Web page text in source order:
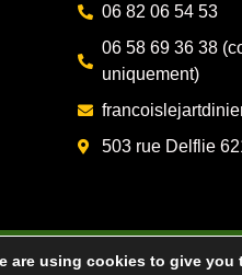
06 82 06 54 53
06 58 69 36 38
uniquement)
503 rue Delflie
Légales
are using cookies to give